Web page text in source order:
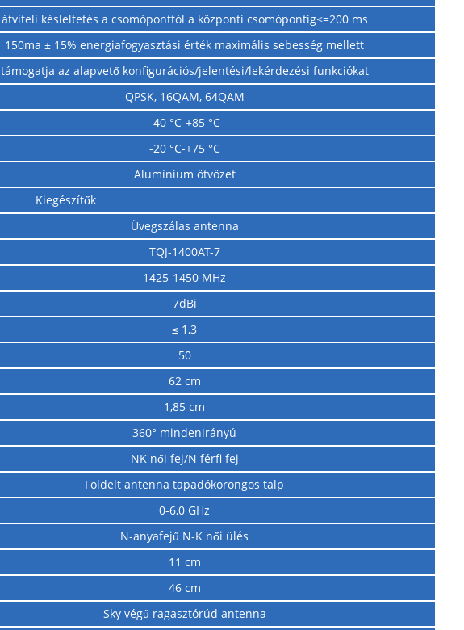
átviteli késleltetés a csomóponttól a központi csomópontig<=200 ms
150ma ± 15% energiafogyasztási érték maximális sebesség mellett
támogatja az alapvető konfigurációs/jelentési/lekérdezési funkciókat
QPSK, 16QAM, 64QAM
-40 °C-+85 °C
-20 °C-+75 °C
Alumínium ötvözet
Kiegészítők
Üvegszálas antenna
TQJ-1400AT-7
1425-1450 MHz
7dBi
≤ 1,3
50
62 cm
1,85 cm
360° mindenirányú
NK női fej/N férfi fej
Földelt antenna tapadókorongos talp
0-6,0 GHz
N-anyafejű N-K női ülés
11 cm
46 cm
Sky végű ragasztórúd antenna